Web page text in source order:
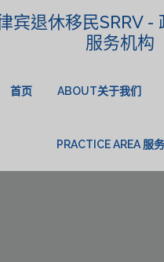
宾退休移民SRRV -
服务机构
首页 ABOUT关于我们
PRACTICE AREA 服